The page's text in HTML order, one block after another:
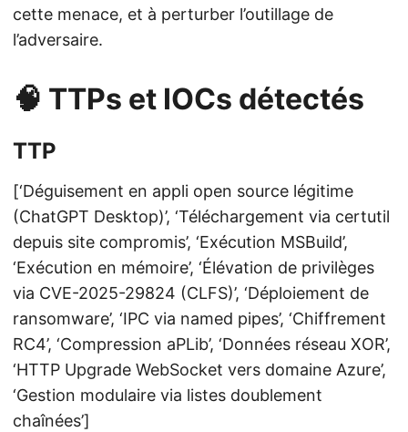
cette menace, et à perturber l’outillage de
l’adversaire.
🧠 TTPs et IOCs détectés
TTP
[‘Déguisement en appli open source légitime
(ChatGPT Desktop)’, ‘Téléchargement via certutil
depuis site compromis’, ‘Exécution MSBuild’,
‘Exécution en mémoire’, ‘Élévation de privilèges
via CVE-2025-29824 (CLFS)’, ‘Déploiement de
ransomware’, ‘IPC via named pipes’, ‘Chiffrement
RC4’, ‘Compression aPLib’, ‘Données réseau XOR’,
‘HTTP Upgrade WebSocket vers domaine Azure’,
‘Gestion modulaire via listes doublement
chaînées’]